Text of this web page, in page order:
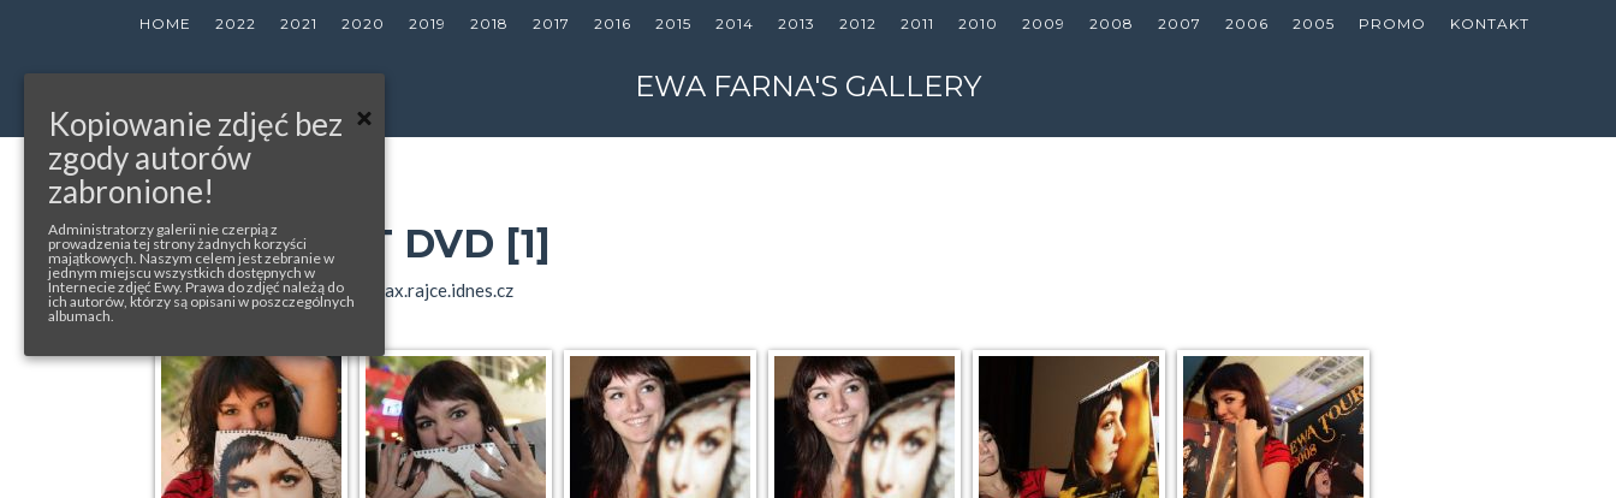
HOME 2022 2021 2020 2019 2018 2017 2016 2015 2014 2013 2012 2011 2010 2009 2008 2007 2006 2005 PROMO KONTAKT
EWA FARNA'S GALLERY
« back to album
BRNO, KŘEST DVD [1]
photos from: ewafarna.cz, xjanickax.rajce.idnes.cz
Kopiowanie zdjęć bez
zgody autorów
zabronione!
Administratorzy galerii nie czerpią z
prowadzenia tej strony żadnych korzyści
majątkowych. Naszym celem jest zebranie w
jednym miejscu wszystkich dostępnych w
Internecie zdjęć Ewy. Prawa do zdjęć należą do
ich autorów, którzy są opisani w poszczególnych
albumach.